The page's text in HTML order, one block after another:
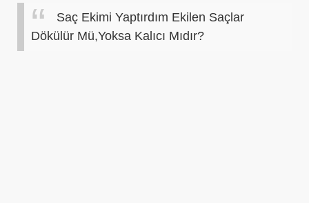
Saç Ekimi Yaptırdım Ekilen Saçlar
Dökülür Mü,Yoksa Kalıcı Mıdır?